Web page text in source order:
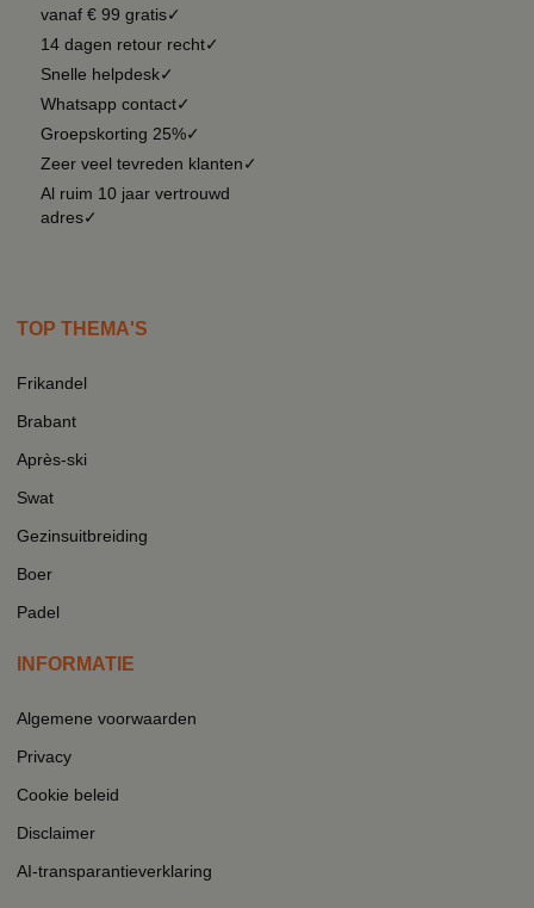
vanaf € 99 gratis✓
14 dagen retour recht✓
Snelle helpdesk✓
Whatsapp contact✓
Groepskorting 25%✓
Zeer veel tevreden klanten✓
Al ruim 10 jaar vertrouwd
adres✓
TOP THEMA'S
Frikandel
Brabant
Après-ski
Swat
Gezinsuitbreiding
Boer
Padel
INFORMATIE
Algemene voorwaarden
Privacy
Cookie beleid
Disclaimer
AI-transparantieverklaring